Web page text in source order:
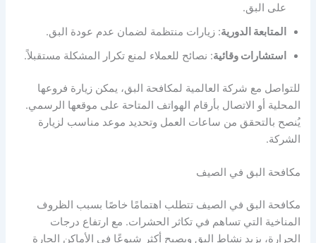
على البق.
المتابعة الدورية: زيارات منتظمة لضمان عدم عودة البق.
استشارات وقائية: نصائح للعملاء لمنع تكرار المشكلة مستقبلاً.
للتواصل مع شركة العالمية لمكافحة البق، يمكن زيارة فروعها
المحلية أو الاتصال بأرقام الهواتف المتاحة على موقعها الرسمي.
يُنصح بالتحقق من ساعات العمل وتحديد موعد مناسب لزيارة
الشركة.
مكافحة البق في الصيف
مكافحة البق في الصيف تتطلب اهتمامًا خاصًا بسبب الظروف
المناخية التي تساهم في تكاثر الحشرات. مع ارتفاع درجات
الحرارة، يزيد نشاط البق ويصبح أكثر شيوعًا في الأماكن الحارة